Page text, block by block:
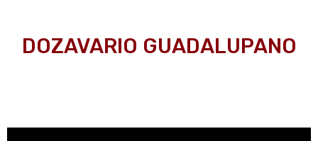
DOZAVARIO GUADALUPANO